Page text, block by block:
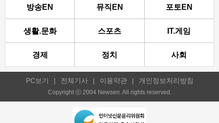
방송EN 뮤직EN 포토EN
생활.문화 스포츠 IT.게임
경제 정치 사회
PC보기 | 전체기사 | 이용약관 | 개인정보처리방침
Copyright ⓒ 2004 Newsen. All rights reserved.